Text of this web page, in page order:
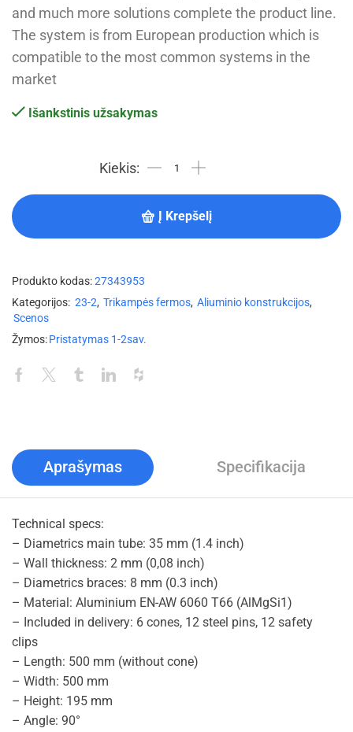
and much more solutions complete the product line.
The system is from European production which is
compatible to the most common systems in the
market
Išankstinis užsakymas
Į Krepšelį
Produkto kodas:27343953
Kategorijos: 23-2, Trikampės fermos, Aliuminio konstrukcijos,
Scenos
Žymos:Pristatymas 1-2sav.
Aprašymas Specifikacija
Technical specs:
– Diametrics main tube: 35 mm (1.4 inch)
– Wall thickness: 2 mm (0,08 inch)
– Diametrics braces: 8 mm (0.3 inch)
– Material: Aluminium EN-AW 6060 T66 (AlMgSi1)
– Included in delivery: 6 cones, 12 steel pins, 12 safety
clips
– Length: 500 mm (without cone)
– Width: 500 mm
– Height: 195 mm
– Angle: 90°